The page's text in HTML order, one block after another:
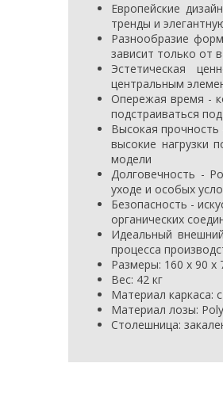
Европейские
тренды и
Разнообразие
зависит только от
Эстетическая
центральным
Опережая время -
подстраиваться
Высокая
высокие нагрузки
модели
Долговечность -
уходе и особых
Безопасность -
органических
Идеальный
процесса
Размеры: 160 х 90 х
Вес: 42 кг
Материал каркаса:
Материал лозы:
Столешница: